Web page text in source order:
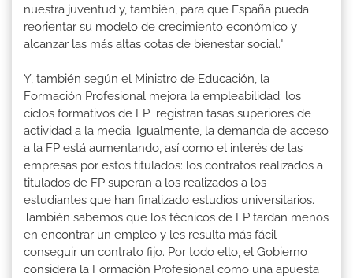
nuestra juventud y, también, para que España pueda
reorientar su modelo de crecimiento económico y
alcanzar las más altas cotas de bienestar social."
Y, también según el Ministro de Educación, la
Formación Profesional mejora la empleabilidad: los
ciclos formativos de FP registran tasas superiores de
actividad a la media. Igualmente, la demanda de acceso
a la FP está aumentando, así como el interés de las
empresas por estos titulados: los contratos realizados a
titulados de FP superan a los realizados a los
estudiantes que han finalizado estudios universitarios.
También sabemos que los técnicos de FP tardan menos
en encontrar un empleo y les resulta más fácil
conseguir un contrato fijo. Por todo ello, el Gobierno
considera la Formación Profesional como una apuesta